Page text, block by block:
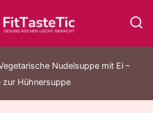
Nudelsuppe mit Ei –
zur Hühnersuppe